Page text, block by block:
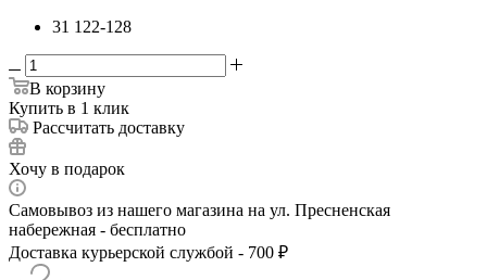
31 122-128
В корзину
Купить в 1 клик
Рассчитать доставку
Хочу в подарок
Самовывоз из нашего магазина на ул. Пресненская
набережная - бесплатно
Доставка курьерской службой - 700 ₽